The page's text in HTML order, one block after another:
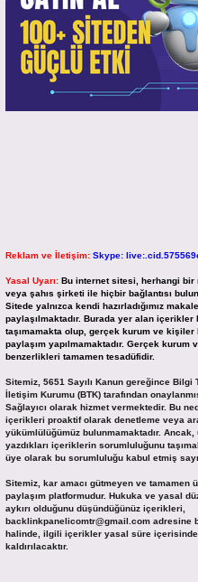
Reklam ve İletişim: Skype:
Yasal Uyarı: Bu internet sitesi, herhangi bir
veya şahıs şirketi ile hiçbir bağlantısı
Sitede yalnızca kendi hazırladığımız
paylaşılmaktadır. Burada yer alan içerikler
taşımamakta olup, gerçek kurum ve kişiler
paylaşım yapılmamaktadır. Gerçek
benzerlikleri tamamen tesadüfidir.
Sitemiz, 5651 Sayılı Kanun gereğince Bilgi
İletişim Kurumu (BTK) tarafından
Sağlayıcı olarak hizmet vermektedir. Bu
içerikleri proaktif olarak denetleme veya
yükümlülüğümüz bulunmamaktadır.
yazdıkları içeriklerin sorumluluğunu
üye olarak bu sorumluluğu kabul etmiş
Sitemiz, kar amacı gütmeyen ve tamamen
paylaşım platformudur. Hukuka ve yasal
aykırı olduğunu düşündüğünüz içerikleri,
backlinkpanelicomtr@gmail.comadresine
halinde, ilgili içerikler yasal süre
kaldırılacaktır.